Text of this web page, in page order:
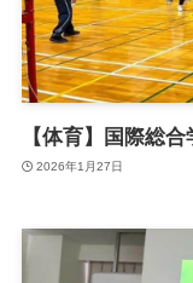
【体育】国際総
2026年1月27日